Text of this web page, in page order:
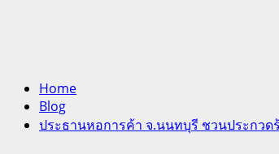
Home
Blog
ประธานหอการค้า จ.นนทบุรี ชวนประกวด